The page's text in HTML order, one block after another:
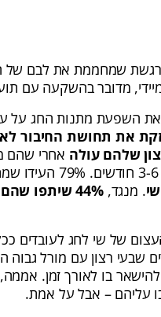
שמחממת את לבם של
מדובר בהשקעה עם
את תחושת החיבור
שלהם עולה
מתוכם העידו
. מנגד,44% שיתפו שהם
של שי לחג לעובדים
שבעי רצון עם מורל גבוה
בו לאורך זמן.
עליהם – אבל על אמת.